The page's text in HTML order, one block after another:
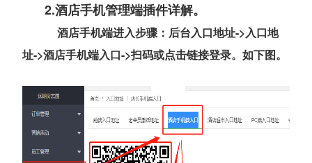
2.酒店手机管理端插件详解。
酒店手机端进入步骤：后台入口地址->入口地
址->酒店手机端入口->扫码或点击链接登录。如下图。